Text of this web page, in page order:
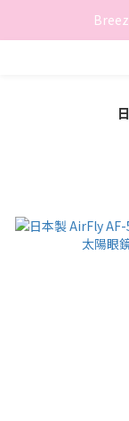
香港地區
香港地區